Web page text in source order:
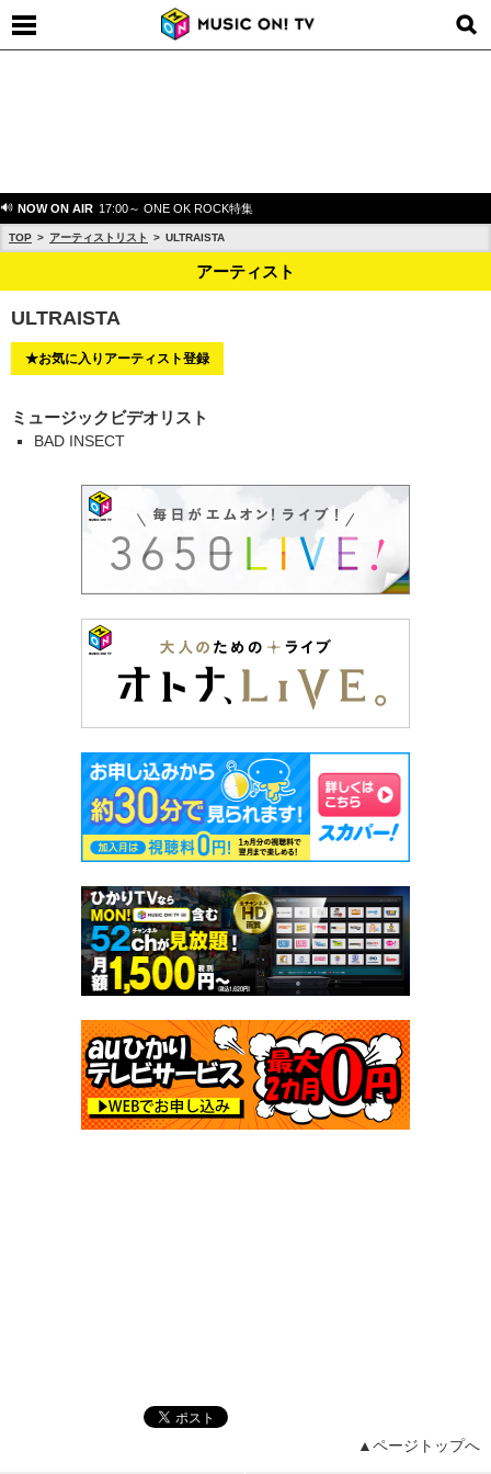
NOW ON AIR 17:00～ ONE OK ROCK特集
TOP アーティストリスト ULTRAISTA
アーティスト
ULTRAISTA
★お気に入りアーティスト登録
ミュージックビデオリスト
BAD INSECT
▲ページトップへ